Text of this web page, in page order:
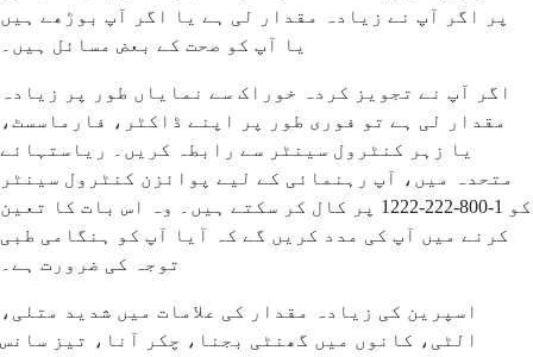
پر اگر آپ نے زیادہ مقدار لی ہے یا اگر آپ بوڑھے ہیں
یا آپ کو صحت کے بعض مسائل ہیں۔
اگر آپ نے تجویز کردہ خوراک سے نمایاں طور پر زیادہ
مقدار لی ہے تو فوری طور پر اپنے ڈاکٹر، فارماسسٹ،
یا زہر کنٹرول سینٹر سے رابطہ کریں۔ ریاستہائے
متحدہ میں، آپ رہنمائی کے لیے پوائزن کنٹرول سینٹر
کو 1-800-222-1222 پر کال کر سکتے ہیں۔ وہ اس بات کا تعین
کرنے میں آپ کی مدد کریں گے کہ آیا آپ کو ہنگامی طبی
توجہ کی ضرورت ہے۔
اسپرین کی زیادہ مقدار کی علامات میں شدید متلی،
الٹی، کانوں میں گھنٹی بجنا، چکر آنا، تیز سانس